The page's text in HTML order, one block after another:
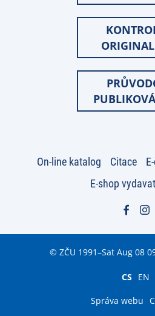
On-line katalog Citace
E-shop
© ZČU 1991–Sat Aug 08
CS EN
Správa webu